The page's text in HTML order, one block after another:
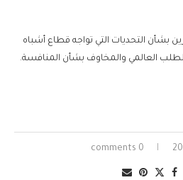
بشأن التحديات التي تواجه قطاع أشباه
العالمي والمخاوف بشأن المنافسة.
0 comments